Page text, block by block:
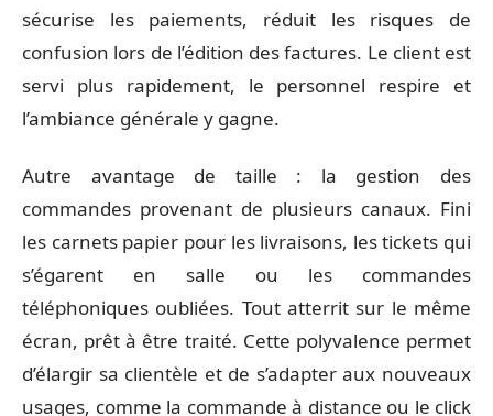
sécurise les paiements, réduit les risques de
confusion lors de l’édition des factures. Le client est
servi plus rapidement, le personnel respire et
l’ambiance générale y gagne.
Autre avantage de taille : la gestion des
commandes provenant de plusieurs canaux. Fini
les carnets papier pour les livraisons, les tickets qui
s’égarent en salle ou les commandes
téléphoniques oubliées. Tout atterrit sur le même
écran, prêt à être traité. Cette polyvalence permet
d’élargir sa clientèle et de s’adapter aux nouveaux
usages, comme la commande à distance ou le click